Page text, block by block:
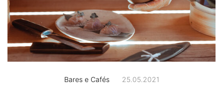
Bares e Cafés 25.05.2021